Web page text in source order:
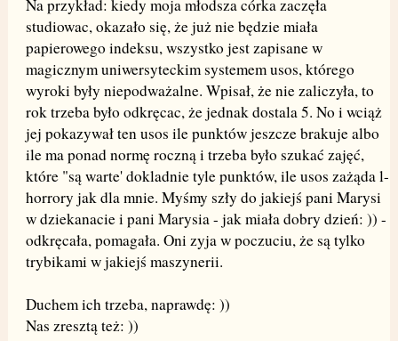
Na przykład: kiedy moja młodsza córka zaczęła
studiowac, okazało się, że już nie będzie miała
papierowego indeksu, wszystko jest zapisane w
magicznym uniwersyteckim systemem usos, którego
wyroki były niepodważalne. Wpisał, że nie zaliczyła, to
rok trzeba było odkręcac, że jednak dostala 5. No i wciąż
jej pokazywał ten usos ile punktów jeszcze brakuje albo
ile ma ponad normę roczną i trzeba było szukać zajęć,
które "są warte' dokladnie tyle punktów, ile usos zażąda l-
horrory jak dla mnie. Myśmy szły do jakiejś pani Marysi
w dziekanacie i pani Marysia - jak miała dobry dzień: )) -
odkręcała, pomagała. Oni zyja w poczuciu, że są tylko
trybikami w jakiejś maszynerii.
Duchem ich trzeba, naprawdę: ))
Nas zresztą też: ))